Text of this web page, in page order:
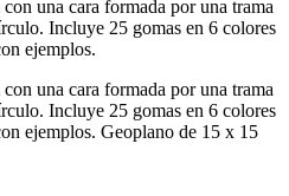
una cara formada por una trama
Incluye 25 gomas en 6 colores
ejemplos.
una cara formada por una trama
Incluye 25 gomas en 6 colores
ejemplos. Geoplano de 15 x 15